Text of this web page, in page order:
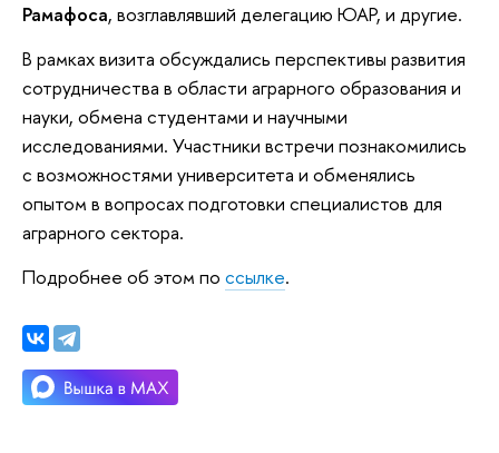
Рамафоса, возглавлявший делегацию ЮАР, и другие.
В рамках визита обсуждались перспективы развития
сотрудничества в области аграрного образования и
науки, обмена студентами и научными
исследованиями. Участники встречи познакомились
с возможностями университета и обменялись
опытом в вопросах подготовки специалистов для
аграрного сектора.
Подробнее об этом по ссылке.